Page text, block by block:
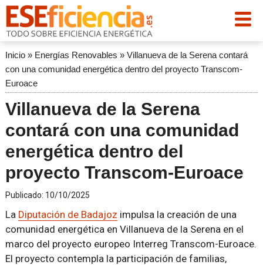
Inicio» Energías Renovables » Villanueva de la Serena contará
con una comunidad energética dentro del proyecto Transcom-
Euroace
Villanueva de la Serena
contará con una comunidad
energética dentro del
proyecto Transcom-Euroace
Publicado: 10/10/2025
La Diputación de Badajoz impulsa la creación de una
comunidad energética en Villanueva de la Serena en el
marco del proyecto europeo Interreg Transcom-Euroace.
El proyecto contempla la participación de familias,